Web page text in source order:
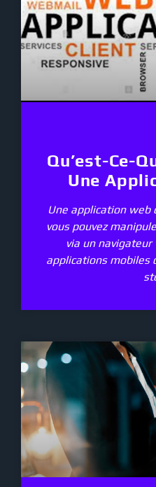
Qu’est-Ce-
Une
Une application web
vous pouvez
via un navigateur
applications mobiles